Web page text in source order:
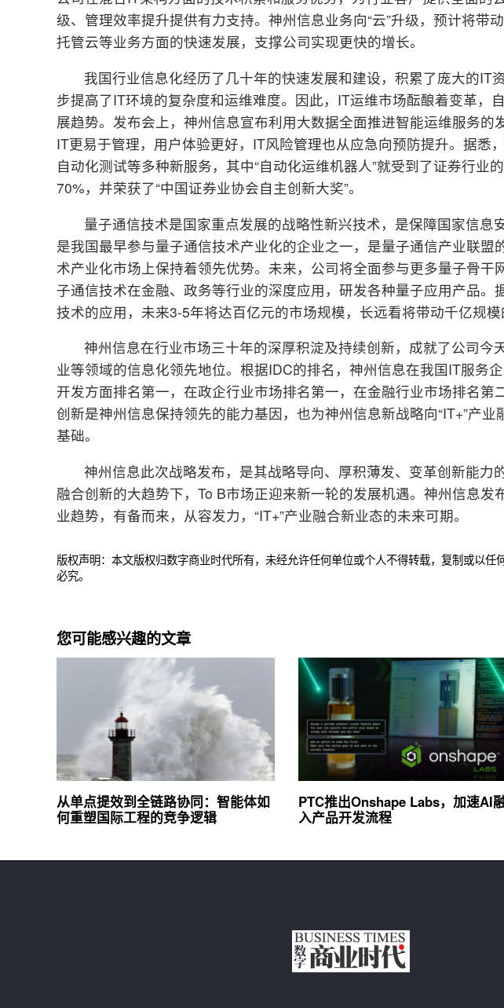
级、管理效率提升提供有力支持。神州信息业务向“云”升级，预计将带
托管云等业务方面的快速发展，支撑公司实现更快的增长。
我国行业信息化经历了几十年的快速发展和建设，积累了庞大的IT
步提高了IT环境的复杂度和运维难度。因此，IT运维市场酝酿着变革，
展趋势。发布会上，神州信息宣布利用大数据全面推进智能运维服务的
IT更易于管理，用户体验更好，IT风险管理也从应急向预防提升。据悉
自动化测试等多种新服务，其中“自动化运维机器人”就受到了证券行业
70%，并荣获了“中国证券业协会自主创新大奖”。
量子通信技术是国家重点发展的战略性新兴技术，是保障国家信息
是我国最早参与量子通信技术产业化的企业之一，是量子通信产业联盟
术产业化市场上保持着领先优势。未来，公司将全面参与更多量子骨干
子通信技术在金融、政务等行业的深度应用，研发各种量子应用产品。
技术的应用，未来3-5年将达百亿元的市场规模，长远看将带动千亿规模
神州信息在行业市场三十年的深厚积淀及持续创新，成就了公司今
业等领域的信息化领先地位。根据IDC的排名，神州信息在我国IT服务
开发方面排名第一，在政企行业市场排名第一，在金融行业市场排名第
创新是神州信息保持领先的能力基因，也为神州信息新战略向“IT+”产
基础。
神州信息此次战略发布，是其战略导向、厚积薄发、变革创新能力
融合创新的大趋势下，To B市场正迎来新一轮的发展机遇。神州信息发
业趋势，有备而来，从容发力，“IT+”产业融合新业态的未来可期。
版权声明：本文版权归数字商业时代所有，未经允许任何单位或个人不得转载，复制或以任
必究。
您可能感兴趣的文章
从单点提效到全链路协同：智能体如
何重塑国际工程的竞争逻辑
PTC推出Onshape Labs，加速AI
入产品开发流程